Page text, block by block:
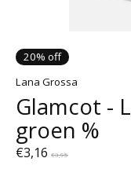
20% off
Lana Grossa
Glamcot -
groen %
€3,16 €3,95